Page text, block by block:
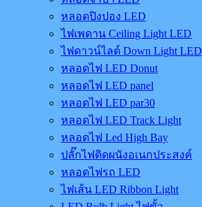
หลอดปิงปอง LED
ไฟเพดาน Ceiling Light LED
ไฟดาวน์ไลต์ Down Light LED
หลอดไฟ LED Donut
หลอดไฟ LED panel
หลอดไฟ LED par30
หลอดไฟ LED Track Light
หลอดไฟ Led High Bay
ปลั๊กไฟติดผนังอเนกประสงค์
หลอดไฟรถ LED
ไฟเส้น LED Ribbon Light